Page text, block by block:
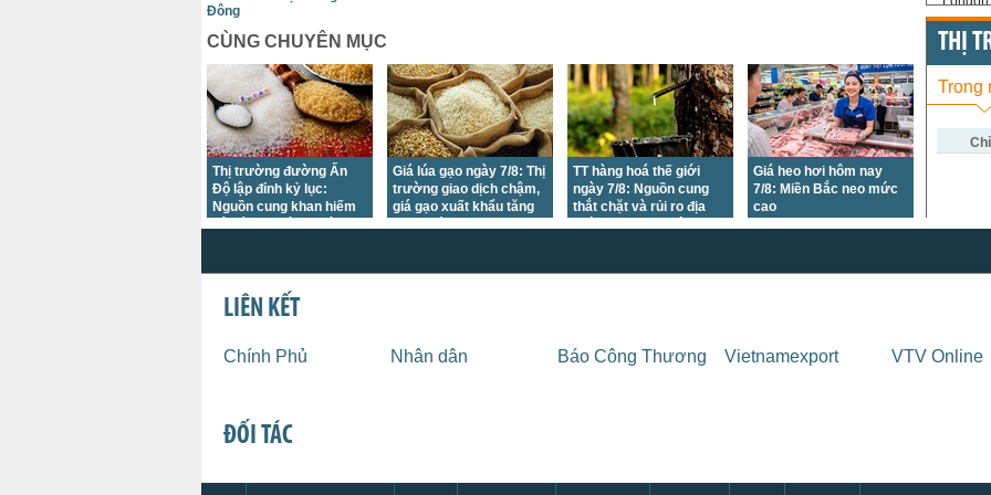
Đông
CÙNG CHUYÊN MỤC
Thị trường đường Ấn
Độ lập đỉnh kỷ lục:
Nguồn cung khan hiếm
Giá lúa gạo ngày 7/8: Thị
trường giao dịch chậm,
giá gạo xuất khẩu tăng
TT hàng hoá thế giới
ngày 7/8: Nguồn cung
thắt chặt và rủi ro địa
Giá heo hơi hôm nay
7/8: Miền Bắc neo mức
cao
US
US
US
Nguồn
THỊ
Trong
LIÊN KẾT
Chính Phủ Nhân dân Báo Công Thương Vietnamexport VTV Online
ĐỐI TÁC